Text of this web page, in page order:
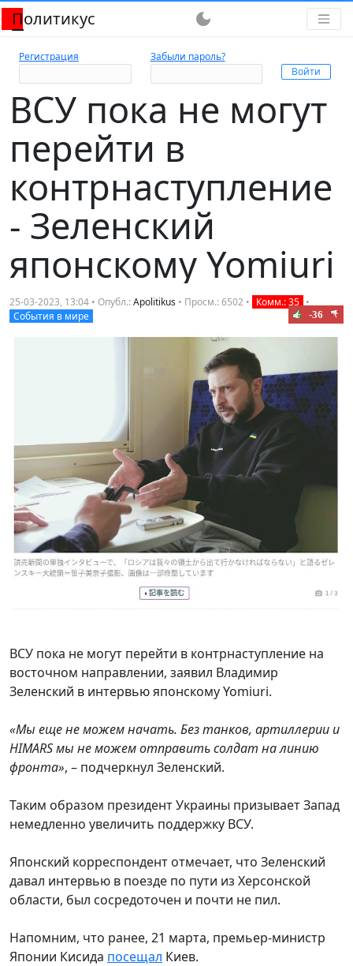
Политикус dark_mode
Регистрация Забыли пароль?
ВСУ пока не могут
перейти в
контрнаступление
- Зеленский
японскому Yomiuri
25-03-2023, 13:04 • Опубл.:Apolitikus • Просм.: 6502 • Комм.: 35 •
События в мире
-36
ВСУ пока не могут перейти в контрнаступление на
восточном направлении, заявил Владимир
Зеленский в интервью японскому Yomiuri.
«Мы еще не можем начать. Без танков, артиллерии и
HIMARS мы не можем отправить солдат на линию
фронта», – подчеркнул Зеленский.
Таким образом президент Украины призывает Запад
немедленно увеличить поддержку ВСУ.
Японский корреспондент отмечает, что Зеленский
давал интервью в поезде по пути из Херсонской
области, был сосредоточен и почти не пил.
Напомним, что ранее, 21 марта, премьер-министр
Японии Кисида посещал Киев.